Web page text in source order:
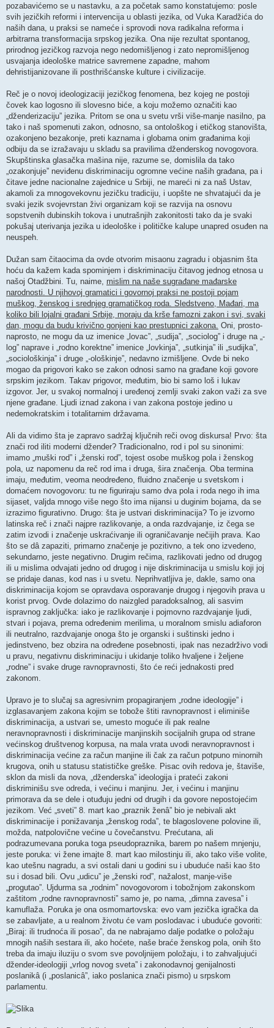
pozabavićemo se u nastavku, a za početak samo konstatujemo: posle
svih jezičkih reformi i intervencija u oblasti jezika, od Vuka Karadžića do
naših dana, u praksi se nameće i sprovodi nova radikalna reforma i
arbitrarna transformacija srpskog jezika. Ona nije rezultat spontanog,
prirodnog jezičkog razvoja nego nedomišljenog i zato nepromišljenog
usvajanja ideološke matrice savremene zapadne, mahom
dehristijanizovane ili posthrišćanske kulture i civilizacije.
Reč je o novoj ideologizaciji jezičkog fenomena, bez kojeg ne postoji
čovek kao logosno ili slovesno biće, a koju možemo označiti kao
„dženderizaciju” jezika. Pritom se ona u svetu vrši više-manje nasilno, pa
tako i naš spomenuti zakon, odnosno, sa ontološkog i etičkog stanovišta,
ozakonjeno bezakonje, preti kaznama i globama onim građanima koji
odbiju da se izražavaju u skladu sa pravilima dženderskog novogovora.
Skupštinska glasačka mašina nije, razume se, domislila da tako
„ozakonjuje” neviđenu diskriminaciju ogromne većine naših građana, pa i
čitave jedne nacionalne zajednice u Srbiji, ne mareći ni za naš Ustav,
akamoli za mnogovekovnu jezičku tradiciju, i uopšte ne shvatajući da je
svaki jezik svojevrstan živi organizam koji se razvija na osnovu
sopstvenih dubinskih tokova i unutrašnjih zakonitosti tako da je svaki
pokušaj uterivanja jezika u ideološke i političke kalupe unapred osuđen na
neuspeh.
Dužan sam čitaocima da ovde otvorim misaonu zagradu i objasnim šta
hoću da kažem kada spominjem i diskriminaciju čitavog jednog etnosa u
našoj Otadžbini. Tu, naime, mislim na naše sugrađane mađarske
narodnosti. U njihovoj gramatici i govornoj praksi ne postoji pojam
muškog, ženskog i srednjeg gramatičkog roda. Sledstveno, Mađari, ma
koliko bili lojalni građani Srbije, moraju da krše famozni zakon i svi, svaki
dan, mogu da budu krivično gonjeni kao prestupnici zakona. Oni, prosto-
naprosto, ne mogu da uz imenice „lovac”, „sudija”, „sociolog” i druge na „-
log” naprave i „rodno korektne” imenice „lovkinja”, „sutkinja” ili „sudijka”,
„sociološkinja” i druge „-ološkinje”, nedavno izmišljene. Ovde bi neko
mogao da prigovori kako se zakon odnosi samo na građane koji govore
srpskim jezikom. Takav prigovor, međutim, bio bi samo loš i lukav
izgovor. Jer, u svakoj normalnoj i uređenoj zemlji svaki zakon važi za sve
njene građane. Ljudi iznad zakona i van zakona postoje jedino u
nedemokratskim i totalitarnim državama.
Ali da vidimo šta je zapravo sadržaj ključnih reči ovog diskursa! Prvo: šta
znači rod iliti moderni džender? Tradicionalno, rod i pol su sinonimi:
imamo „muški rod” i „ženski rod”, tojest osobe muškog pola i ženskog
pola, uz napomenu da reč rod ima i druga, šira značenja. Oba termina
imaju, međutim, veoma neodređeno, fluidno značenje u svetskom i
domaćem novogovoru: tu ne figuriraju samo dva pola i roda nego ih ima
sijaset, valjda mnogo više nego što ima nijansi u duginim bojama, da se
izrazimo figurativno. Drugo: šta je ustvari diskriminacija? To je izvorno
latinska reč i znači najpre razlikovanje, a onda razdvajanje, iz čega se
zatim izvodi i značenje uskraćivanje ili ograničavanje nečijih prava. Kao
što se dâ zapaziti, primarno značenje je pozitivno, a tek ono izvedeno,
sekundarno, jeste negativno. Drugim rečima, razlikovati jedno od drugog
ili u mislima odvajati jedno od drugog i nije diskriminacija u smislu koji joj
se pridaje danas, kod nas i u svetu. Neprihvatljiva je, dakle, samo ona
diskriminacija kojom se opravdava osporavanje drugog i njegovih prava u
korist prvog. Ovde dolazimo do naizgled paradoksalnog, ali sasvim
ispravnog zaključka: iako je razlikovanje i pojmovno razdvajanje ljudi,
stvari i pojava, prema određenim merilima, u moralnom smislu adiaforon
ili neutralno, razdvajanje onoga što je organski i suštinski jedno i
jedinstveno, bez obzira na određene posebnosti, ipak nas nezadrživo vodi
u pravu, negativnu diskriminaciju i ukidanje toliko hvaljene i željene
„rodne” i svake druge ravnopravnosti, što će reći jednakosti pred
zakonom.
Upravo je to slučaj sa agresivnim propagiranjem „rodne ideologije” i
izglasavanjem zakona kojim se tobože štiti ravnopravnost i eliminiše
diskriminacija, a ustvari se, umesto moguće ili pak realne
neravnopravnosti i diskriminacije manjinskih socijalnih grupa od strane
većinskog društvenog korpusa, na mala vrata uvodi neravnopravnost i
diskriminacija većine za račun manjine ili čak za račun potpuno minornih
krugova, onih u statusu statističke greške. Pisac ovih redova je, štaviše,
sklon da misli da nova, „dženderska” ideologija i prateći zakoni
diskriminišu sve odreda, i većinu i manjinu. Jer, i većinu i manjinu
primorava da se dele i otuđuju jedni od drugih i da govore nepostojećim
jezikom. Već „sveti” 8. mart kao „praznik ženâ” bio je nebivali akt
diskriminacije i ponižavanja „ženskog roda”, te blagoslovene polovine ili,
možda, natpolovične većine u čovečanstvu. Prećutana, ali
podrazumevana poruka toga pseudopraznika, barem po našem mnjenju,
jeste poruka: vi žene imajte 8. mart kao milostinju ili, ako tako više volite,
kao utešnu nagradu, a svi ostali dani u godini su i ubuduće naši kao što
su i dosad bili. Ovu „udicu” je „ženski rod”, nažalost, manje-više
„progutao”. Ujdurma sa „rodnim” novogovorom i tobožnjom zakonskom
zaštitom „rodne ravnopravnosti” samo je, po nama, „dimna zavesa” i
kamuflaža. Poruka je ona osmomartovska: evo vam jezička igračka da
se zabavljate, a u realnom životu će vam poslodavac i ubuduće govoriti:
„Biraj: ili trudnoća ili posao”, da ne nabrajamo dalje podatke o položaju
mnogih naših sestara ili, ako hoćete, naše braće ženskog pola, onih što
treba da imaju iluziju o svom sve povoljnijem položaju, i to zahvaljujući
džender-ideologiji „vrlog novog sveta” i zakonodavnoj genijalnosti
poslanikâ (i „poslanicâ”, iako poslanica znači pismo) u srpskom
parlamentu.